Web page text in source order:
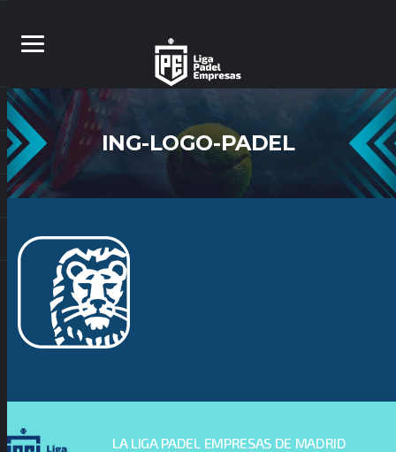
ING-LOGO-PADEL
LA LIGA PADEL EMPRESAS DE MADRID